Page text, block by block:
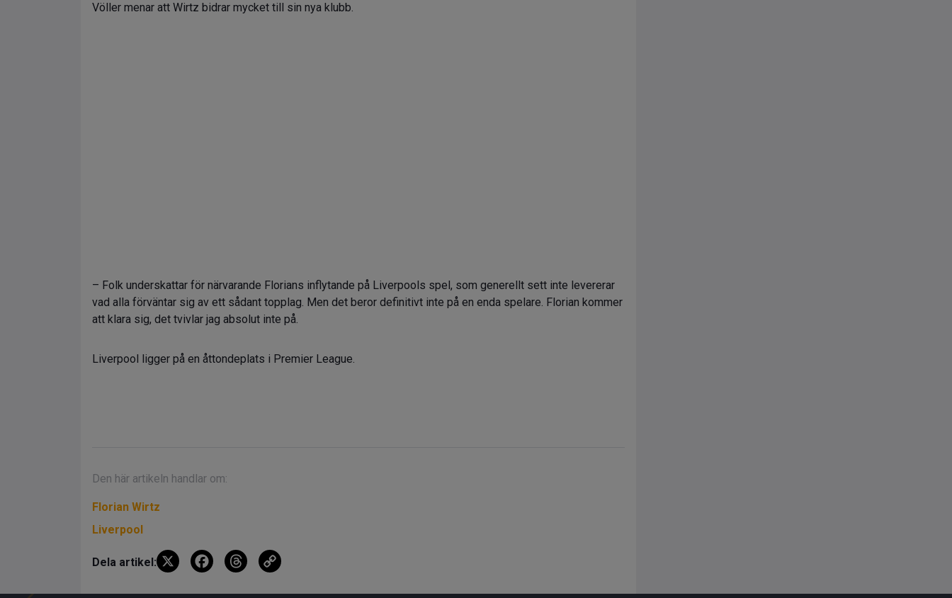
Völler menar att Wirtz bidrar mycket till sin nya klubb.
– Folk underskattar för närvarande Florians inflytande på Liverpools spel, som generellt sett inte levererar
vad alla förväntar sig av ett sådant topplag. Men det beror definitivt inte på en enda spelare. Florian kommer
att klara sig, det tvivlar jag absolut inte på.
Liverpool ligger på en åttondeplats i Premier League.
Den här artikeln handlar om:
Florian Wirtz
Liverpool
Dela artikel: X
F
T